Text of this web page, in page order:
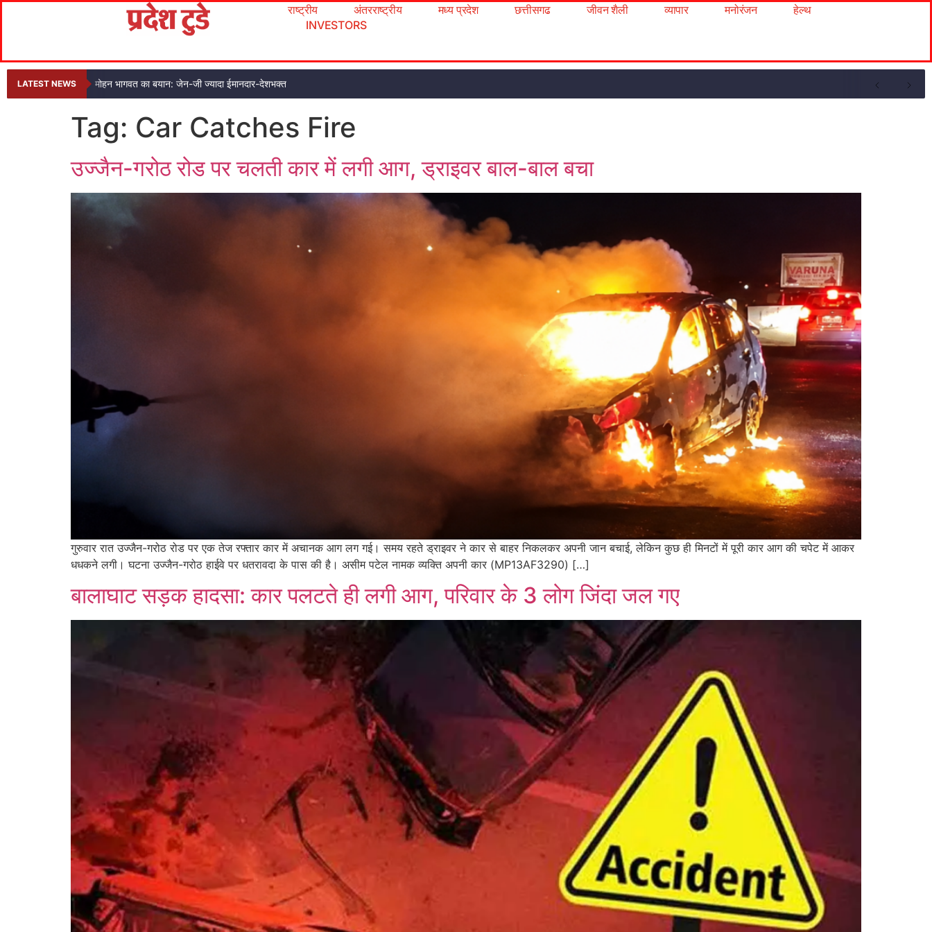
राष्ट्रीय अंतरराष्ट्रीय मध्य प्रदेश छत्तीसगढ जीवन शैली व्यापार मनोरंजन
हेल्थ
INVESTORS
LATEST NEWS मोहन भागवत का बयान: जेन-जी ज्यादा ईमानदार-देशभक्त
Tag: Car Catches Fire
उज्जैन-गरोठ रोड पर चलती कार में लगी आग, ड्राइवर बाल-बाल बचा
गुरुवार रात उज्जैन-गरोठ रोड पर एक तेज रफ्तार कार में अचानक आग लग गई। समय रहते ड्राइवर ने कार से बाहर निकलकर अपनी जान बचाई, लेकिन कुछ ही मिनटों में पूरी कार आग की चपेट में आकर
धधकने लगी। घटना उज्जैन-गरोठ हाईवे पर धतरावदा के पास की है। असीम पटेल नामक व्यक्ति अपनी कार (MP13AF3290) […]
बालाघाट सड़क हादसा: कार पलटते ही लगी आग, परिवार के 3 लोग जिंदा जल गए